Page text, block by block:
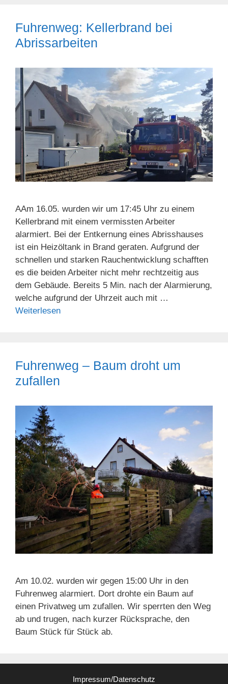
Fuhrenweg: Kellerbrand bei
Abrissarbeiten
AAm 16.05. wurden wir um 17:45 Uhr zu einem
Kellerbrand mit einem vermissten Arbeiter
alarmiert. Bei der Entkernung eines Abrisshauses
ist ein Heizöltank in Brand geraten. Aufgrund der
schnellen und starken Rauchentwicklung schafften
es die beiden Arbeiter nicht mehr rechtzeitig aus
dem Gebäude. Bereits 5 Min. nach der Alarmierung,
welche aufgrund der Uhrzeit auch mit …
Weiterlesen
Fuhrenweg – Baum droht um
zufallen
Am 10.02. wurden wir gegen 15:00 Uhr in den
Fuhrenweg alarmiert. Dort drohte ein Baum auf
einen Privatweg um zufallen. Wir sperrten den Weg
ab und trugen, nach kurzer Rücksprache, den
Baum Stück für Stück ab.
Impressum/Datenschutz